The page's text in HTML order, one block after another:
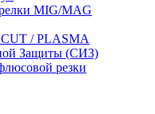
MIG/MAG
CUT / PLASMA
Защиты (СИЗ)
резки